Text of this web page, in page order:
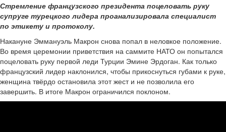
Стремление французского президента поцеловать руку
супруге турецкого лидера проанализировала специалист
по этикету и протоколу.
Накануне Эммануэль Макрон снова попал в неловкое положение.
Во время церемонии приветствия на саммите НАТО он попытался
поцеловать руку первой леди Турции Эмине Эрдоган. Как только
французский лидер наклонился, чтобы прикоснуться губами к руке,
женщина твёрдо остановила этот жест и не позволила его
завершить. В итоге Макрон ограничился поклоном.